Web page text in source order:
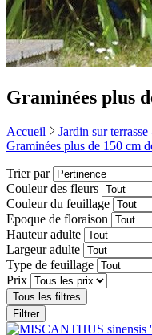
Graminées plus
Accueil Jardin sur terrasse
Graminées plus de 150 cm
Trier par
Couleur des fleurs
Couleur du feuillage
Epoque de floraison
Hauteur adulte
Largeur adulte
Type de feuillage
Prix
Tous les filtres
Filtrer